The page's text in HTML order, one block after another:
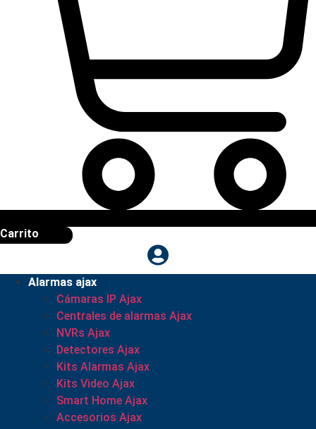
Carrito
Alarmas ajax
Cámaras IP Ajax
Centrales de alarmas Ajax
NVRs Ajax
Detectores Ajax
Kits Alarmas Ajax
Kits Video Ajax
Smart Home Ajax
Accesorios Ajax